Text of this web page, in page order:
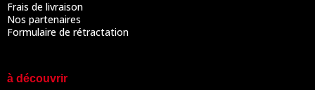
Frais de livraison
Nos partenaires
Formulaire de rétractation
à découvrir